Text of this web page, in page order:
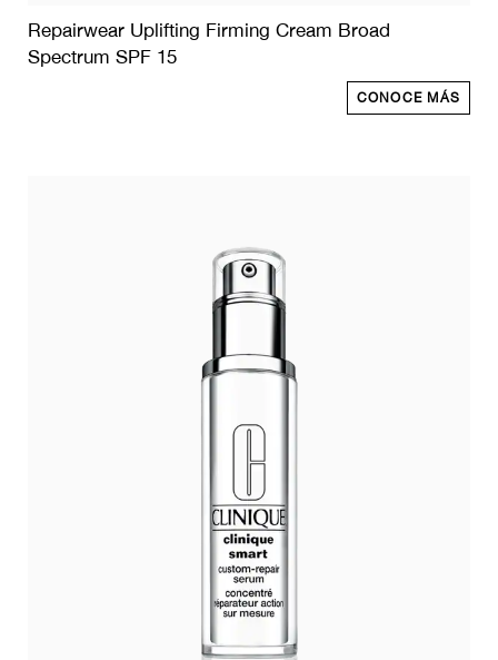
Repairwear Uplifting Firming Cream Broad
Spectrum SPF 15
CONOCE MÁS